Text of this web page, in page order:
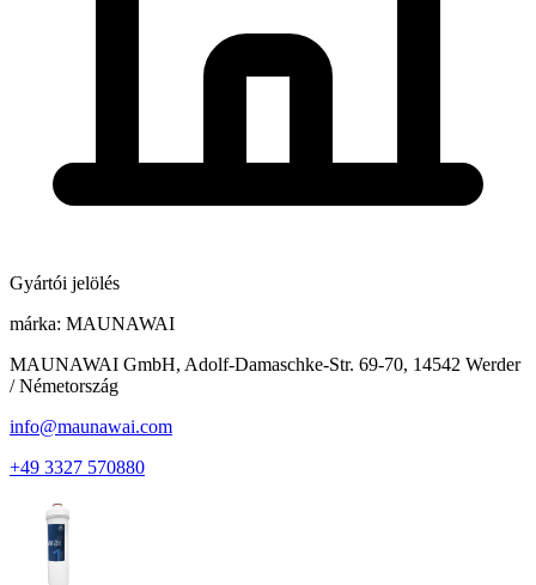
Gyártói jelölés
márka: MAUNAWAI
MAUNAWAI GmbH, Adolf-Damaschke-Str. 69-70, 14542 Werder
/ Németország
info@maunawai.com
+49 3327 570880